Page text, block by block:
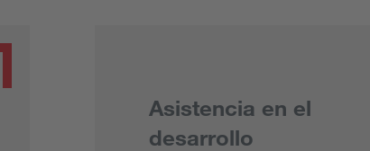
Asistencia en el
desarrollo